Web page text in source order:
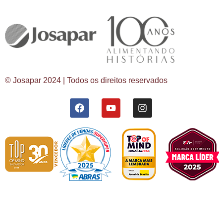
© Josapar 2024 | Todos os direitos reservados